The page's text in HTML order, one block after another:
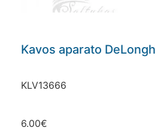
Kavos aparato
KLV13666
6.00€